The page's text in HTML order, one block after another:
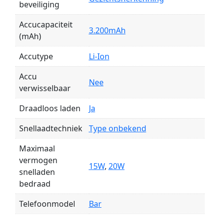
beveiliging
Accucapaciteit
(mAh)
3.200mAh
Accutype
Li-Ion
Accu
verwisselbaar
Nee
Draadloos laden
Ja
Snellaadtechniek
Type onbekend
Maximaal
vermogen
snelladen
bedraad
15W, 20W
Telefoonmodel Bar